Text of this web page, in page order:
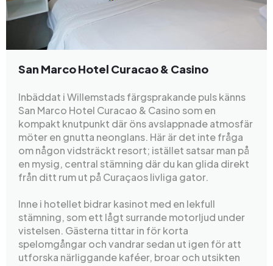
San Marco Hotel Curacao & Casino
Inbäddat i Willemstads färgsprakande puls känns
San Marco Hotel Curacao & Casino som en
kompakt knutpunkt där öns avslappnade atmosfär
möter en gnutta neonglans. Här är det inte fråga
om någon vidsträckt resort; istället satsar man på
en mysig, central stämning där du kan glida direkt
från ditt rum ut på Curaçaos livliga gator.
Inne i hotellet bidrar kasinot med en lekfull
stämning, som ett lågt surrande motorljud under
vistelsen. Gästerna tittar in för korta
spelomgångar och vandrar sedan ut igen för att
utforska närliggande kaféer, broar och utsikten